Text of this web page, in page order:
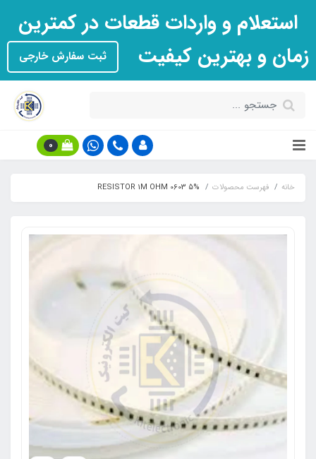
استعلام و واردات قطعات در کمترین
زمان و بهترین کیفیت
ثبت سفارش خارجی
0
خانه فهرست محصولات RESISTOR 1M OHM 0603 5%